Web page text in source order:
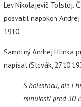
Lev Nikolajevič Tolstoj.
posvätil napokon
1910.
Samotný Andrej Hlinka
napísal (Slovák,
S bolestnou, ale i
minulosti pred 30